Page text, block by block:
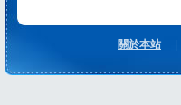
關於本站